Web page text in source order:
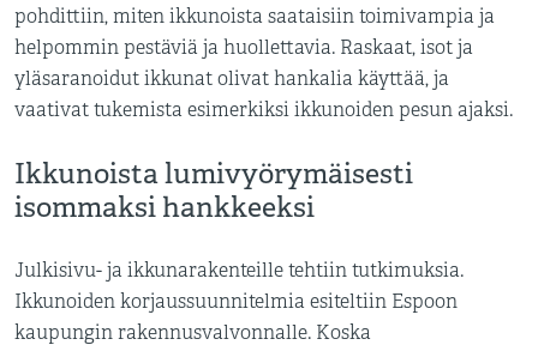
pohdittiin, miten ikkunoista saataisiin toimivampia ja
helpommin pestäviä ja huollettavia. Raskaat, isot ja
yläsaranoidut ikkunat olivat hankalia käyttää, ja
vaativat tukemista esimerkiksi ikkunoiden pesun ajaksi.
Ikkunoista lumivyörymäisesti
isommaksi hankkeeksi
Julkisivu- ja ikkunarakenteille tehtiin tutkimuksia.
Ikkunoiden korjaussuunnitelmia esiteltiin Espoon
kaupungin rakennusvalvonnalle. Koska